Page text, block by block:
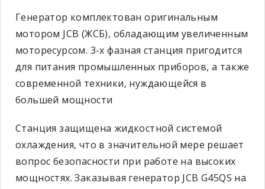
Генератор комплектован оригинальным
мотором JCB (ЖСБ), обладающим увеличенным
моторесурсом. 3-х фазная станция пригодится
для питания промышленных приборов, а также
современной техники, нуждающейся в
большей мощности
Станция защищена жидкостной системой
охлаждения, что в значительной мере решает
вопрос безопасности при работе на высоких
мощностях. Заказывая генератор JCB G45QS на